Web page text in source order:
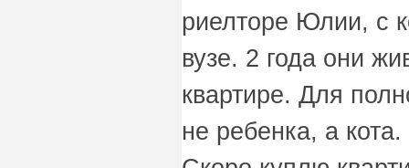
риелторе Юлии, с
вузе. 2 года они
квартире. Для
не ребенка, а